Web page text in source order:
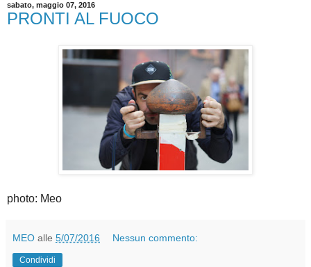
sabato, maggio 07, 2016
PRONTI AL FUOCO
photo: Meo
MEO alle 5/07/2016 Nessun commento:
Condividi